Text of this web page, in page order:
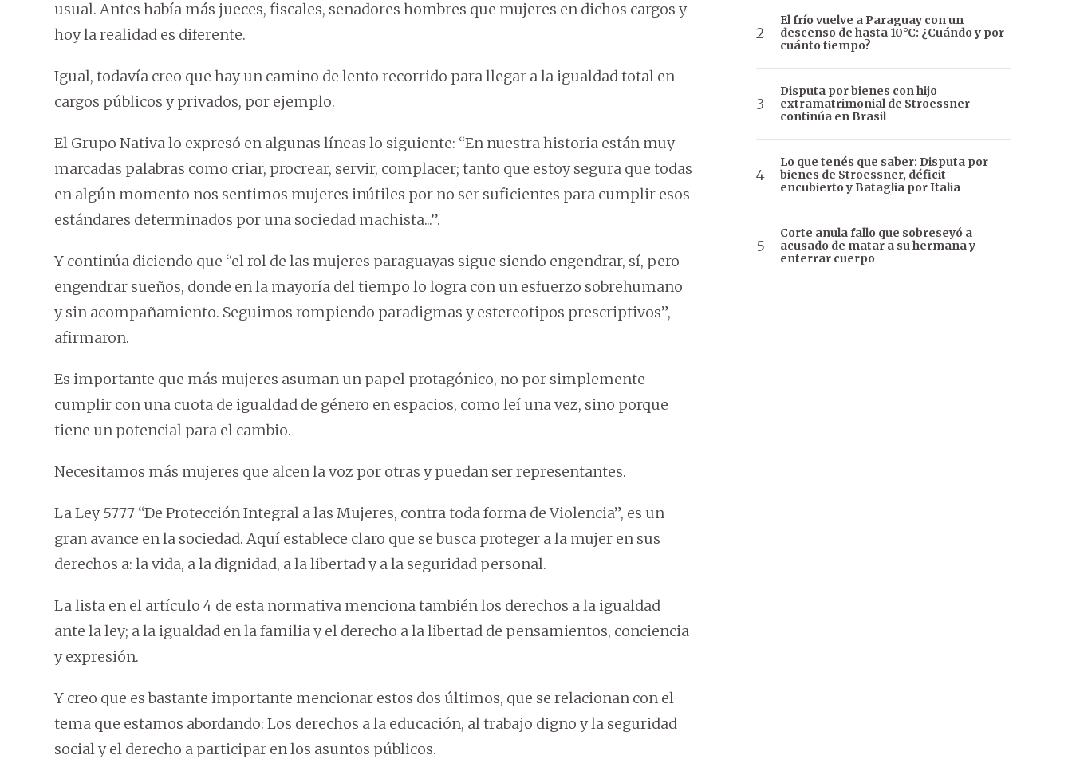
usual. Antes había más jueces, fiscales, senadores hombres que mujeres en dichos cargos y
hoy la realidad es diferente.
Igual, todavía creo que hay un camino de lento recorrido para llegar a la igualdad total en
cargos públicos y privados, por ejemplo.
El Grupo Nativa lo expresó en algunas líneas lo siguiente: “En nuestra historia están muy
marcadas palabras como criar, procrear, servir, complacer; tanto que estoy segura que todas
en algún momento nos sentimos mujeres inútiles por no ser suficientes para cumplir esos
estándares determinados por una sociedad machista...”.
Y continúa diciendo que “el rol de las mujeres paraguayas sigue siendo engendrar, sí, pero
engendrar sueños, donde en la mayoría del tiempo lo logra con un esfuerzo sobrehumano
y sin acompañamiento. Seguimos rompiendo paradigmas y estereotipos prescriptivos”,
afirmaron.
Es importante que más mujeres asuman un papel protagónico, no por simplemente
cumplir con una cuota de igualdad de género en espacios, como leí una vez, sino porque
tiene un potencial para el cambio.
Necesitamos más mujeres que alcen la voz por otras y puedan ser representantes.
La Ley 5777 “De Protección Integral a las Mujeres, contra toda forma de Violencia”, es un
gran avance en la sociedad. Aquí establece claro que se busca proteger a la mujer en sus
derechos a: la vida, a la dignidad, a la libertad y a la seguridad personal.
La lista en el artículo 4 de esta normativa menciona también los derechos a la igualdad
ante la ley; a la igualdad en la familia y el derecho a la libertad de pensamientos, conciencia
y expresión.
Y creo que es bastante importante mencionar estos dos últimos, que se relacionan con el
tema que estamos abordando: Los derechos a la educación, al trabajo digno y la seguridad
social y el derecho a participar en los asuntos públicos.
El frío vuelve a Paraguay con un
descenso de hasta 10°C: ¿Cuándo y por
cuánto tiempo?
Disputa por bienes con hijo
extramatrimonial de Stroessner
continúa en Brasil
Lo que tenés que saber: Disputa por
bienes de Stroessner, déficit
encubierto y Bataglia por Italia
Corte anula fallo que sobreseyó a
acusado de matar a su hermana y
enterrar cuerpo